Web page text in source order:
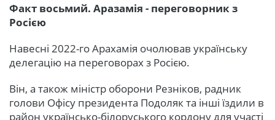
Факт восьмий. Аразамія - переговорник з
Росією
Навесні 2022-го Арахамія очолював українську
делегацію на переговорах з Росією.
Він, а також міністр оборони Резніков, радник
голови Офісу президента Подоляк та інші їздили в
район українсько-білоруського кордону для участі